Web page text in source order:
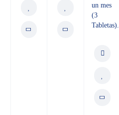
un mes
(3
Tabletas).